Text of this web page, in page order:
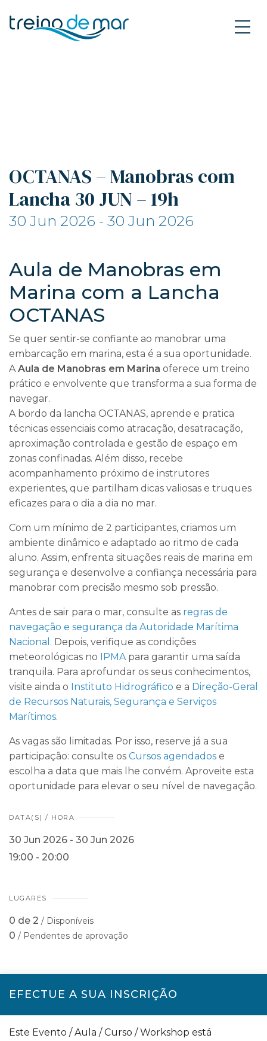
OCTANAS – Manobras com
Lancha 30 JUN – 19h
30 Jun 2026 - 30 Jun 2026
Aula de Manobras em
Marina com a Lancha
OCTANAS
Se quer sentir-se confiante ao manobrar uma
embarcação em marina, esta é a sua oportunidade.
AAula de Manobras em Marina oferece um treino
prático e envolvente que transforma a sua forma de
navegar.
A bordo da lancha OCTANAS, aprende e pratica
técnicas essenciais como atracação, desatracação,
aproximação controlada e gestão de espaço em
zonas confinadas. Além disso, recebe
acompanhamento próximo de instrutores
experientes, que partilham dicas valiosas e truques
eficazes para o dia a dia no mar.
Com um mínimo de 2 participantes, criamos um
ambiente dinâmico e adaptado ao ritmo de cada
aluno. Assim, enfrenta situações reais de marina em
segurança e desenvolve a confiança necessária para
manobrar com precisão mesmo sob pressão.
Antes de sair para o mar, consulte as regras de
navegação e segurança da Autoridade Marítima
Nacional . Depois, verifique as condições
meteorológicas no IPMApara garantir uma saída
tranquila. Para aprofundar os seus conhecimentos,
visite ainda o Instituto Hidrográfico e a Direção-Geral
de Recursos Naturais, Segurança e Serviços
Marítimos.
As vagas são limitadas. Por isso, reserve já a sua
participação: consulte os Cursos agendados e
escolha a data que mais lhe convém. Aproveite esta
oportunidade para elevar o seu nível de navegação.
DATA(S) / HORA
30 Jun 2026 - 30 Jun 2026
19:00 - 20:00
LUGARES
0 de 2 / Disponíveis
0 / Pendentes de aprovação
EFECTUE A SUA INSCRIÇÃO
Este Evento / Aula / Curso / Workshop está